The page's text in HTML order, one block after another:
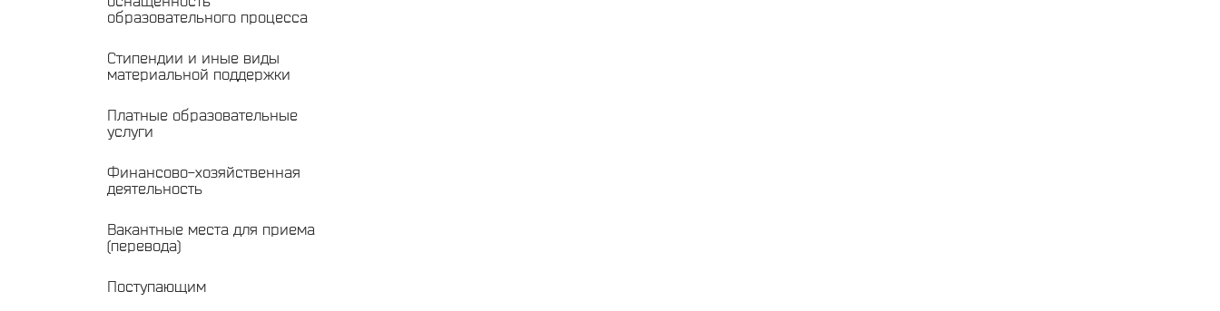
образовательного процесса
Стипендии и иные виды
материальной поддержки
Платные образовательные
услуги
Финансово-хозяйственная
деятельность
Вакантные места для приема
(перевода)
Поступающим